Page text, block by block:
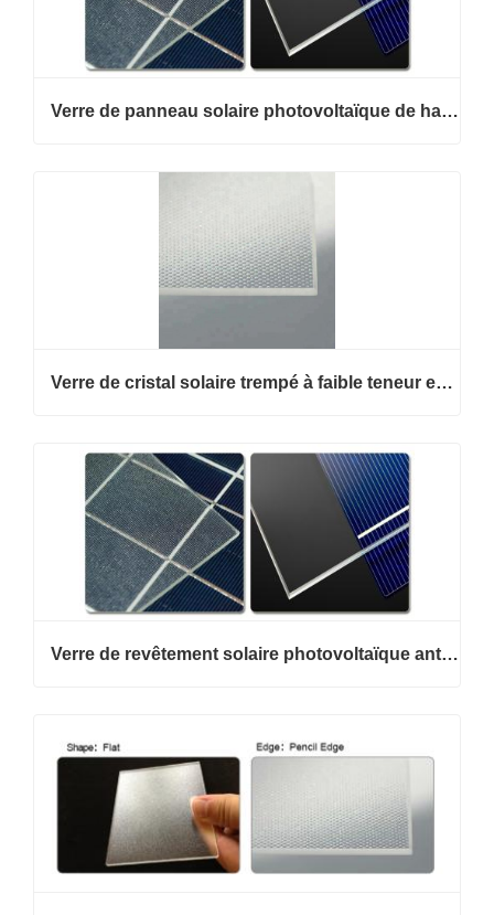
Verre de panneau solaire photovoltaïque de haute qualité pour modules photovoltaïques et projets d'énergie verte
Verre de cristal solaire trempé à faible teneur en fer
Verre de revêtement solaire photovoltaïque antireflet